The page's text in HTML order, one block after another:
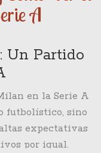
A
Un Partido
en la Serie A
futbolístico, sino
expectativas
por igual.